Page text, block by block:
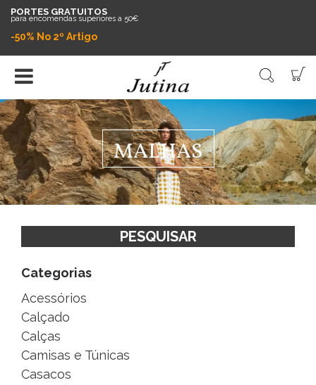
PORTES GRATUITOS
para encomendas superiores a 50€
-50% No 2º Artigo
MALHAS
PESQUISAR
Categorias
Acessórios
Calçado
Calças
Camisas e Túnicas
Casacos